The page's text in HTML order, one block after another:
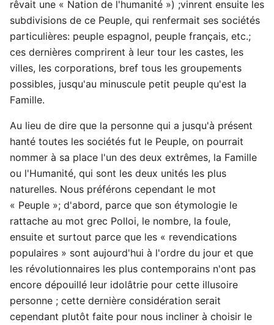
rêvait une « Nation de l'humanité ») ;vinrent ensuite les
subdivisions de ce Peuple, qui renfermait ses sociétés
particulières: peuple espagnol, peuple français, etc.;
ces dernières comprirent à leur tour les castes, les
villes, les corporations, bref tous les groupements
possibles, jusqu'au minuscule petit peuple qu'est la
Famille.
Au lieu de dire que la personne qui a jusqu'à présent
hanté toutes les sociétés fut le Peuple, on pourrait
nommer à sa place l'un des deux extrêmes, la Famille
ou l'Humanité, qui sont les deux unités les plus
naturelles. Nous préférons cependant le mot
« Peuple »; d'abord, parce que son étymologie le
rattache au mot grec Polloi, le nombre, la foule,
ensuite et surtout parce que les « revendications
populaires » sont aujourd'hui à l'ordre du jour et que
les révolutionnaires les plus contemporains n'ont pas
encore dépouillé leur idolâtrie pour cette illusoire
personne ; cette dernière considération serait
cependant plutôt faite pour nous incliner à choisir le